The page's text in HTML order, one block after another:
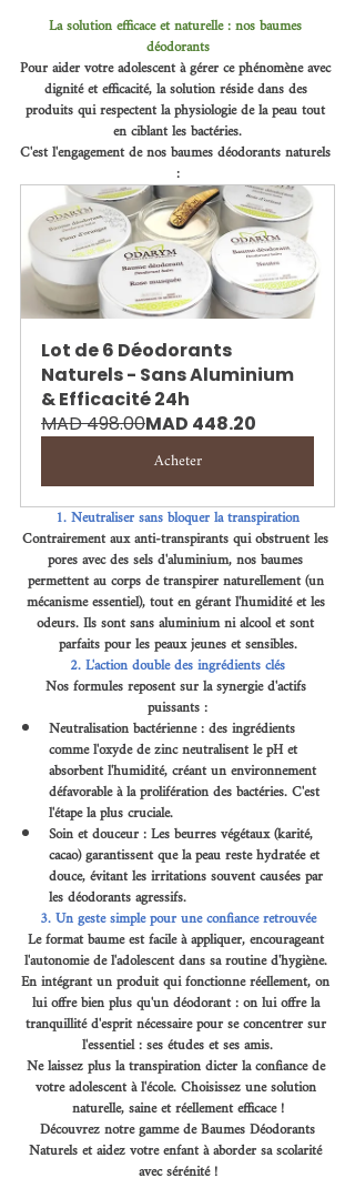
La solution efficace et naturelle : nos baumes
déodorants
Pour aider votre adolescent à gérer ce phénomène avec
dignité et efficacité, la solution réside dans des
produits qui respectent la physiologie de la peau tout
en ciblant les bactéries.
C'est l'engagement de nos baumes déodorants naturels
:
Lot de 6 Déodorants
Naturels - Sans Aluminium
& Efficacité 24h
MAD 498.00MAD 448.20
Acheter
1. Neutraliser sans bloquer la transpiration
Contrairement aux anti-transpirants qui obstruent les
pores avec des sels d'aluminium, nos baumes
permettent au corps de transpirer naturellement (un
mécanisme essentiel), tout en gérant l'humidité et les
odeurs. Ils sont sans aluminium ni alcool et sont
parfaits pour les peaux jeunes et sensibles.
2. L'action double des ingrédients clés
Nos formules reposent sur la synergie d'actifs
puissants :
Neutralisation bactérienne : des ingrédients
comme l'oxyde de zinc neutralisent le pH et
absorbent l'humidité, créant un environnement
défavorable à la prolifération des bactéries. C'est
l'étape la plus cruciale.
Soin et douceur : Les beurres végétaux (karité,
cacao) garantissent que la peau reste hydratée et
douce, évitant les irritations souvent causées par
les déodorants agressifs.
3. Un geste simple pour une confiance retrouvée
Le format baume est facile à appliquer, encourageant
l'autonomie de l'adolescent dans sa routine d'hygiène.
En intégrant un produit qui fonctionne réellement, on
lui offre bien plus qu'un déodorant : on lui offre la
tranquillité d'esprit nécessaire pour se concentrer sur
l'essentiel : ses études et ses amis.
Ne laissez plus la transpiration dicter la confiance de
votre adolescent à l'école. Choisissez une solution
naturelle, saine et réellement efficace !
Découvrez notre gamme de Baumes Déodorants
Naturels et aidez votre enfant à aborder sa scolarité
avec sérénité !